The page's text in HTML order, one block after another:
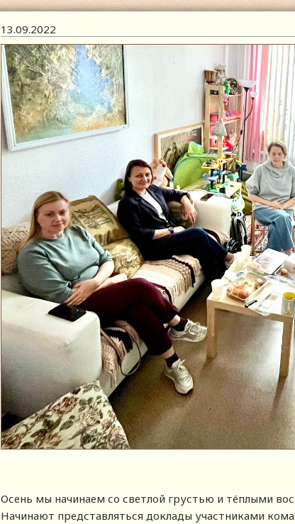
13.09.2022
Осень мы начинаем со светлой грустью и тёплыми
Начинают представляться доклады участниками